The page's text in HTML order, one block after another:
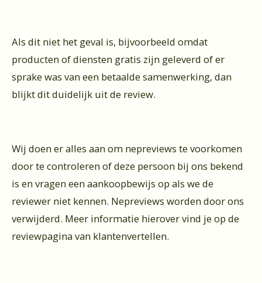
Als dit niet het geval is, bijvoorbeeld omdat
producten of diensten gratis zijn geleverd of er
sprake was van een betaalde samenwerking, dan
blijkt dit duidelijk uit de review.
Wij doen er alles aan om nepreviews te voorkomen
door te controleren of deze persoon bij ons bekend
is en vragen een aankoopbewijs op als we de
reviewer niet kennen. Nepreviews worden door ons
verwijderd. Meer informatie hierover vind je op de
reviewpagina van klantenvertellen.